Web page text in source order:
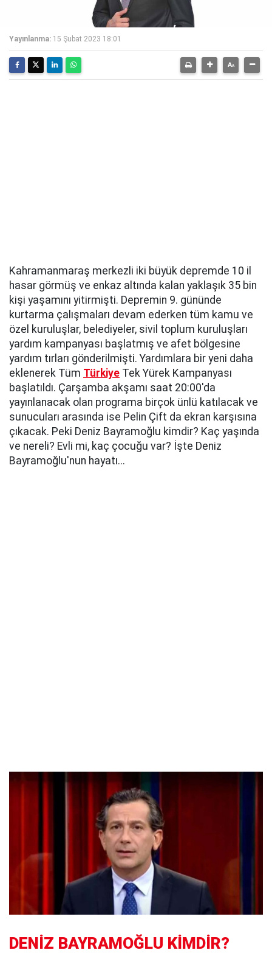
Yayınlanma: 15 Şubat 2023 18:01
Kahramanmaraş merkezli iki büyük depremde 10 il
hasar görmüş ve enkaz altında kalan yaklaşık 35 bin
kişi yaşamını yitirmişti. Depremin 9. gününde
kurtarma çalışmaları devam ederken tüm kamu ve
özel kuruluşlar, belediyeler, sivil toplum kuruluşları
yardım kampanyası başlatmış ve afet bölgesine
yardım tırları gönderilmişti. Yardımlara bir yeni daha
eklenerek Tüm Türkiye Tek Yürek Kampanyası
başlatıldı. Çarşamba akşamı saat 20:00'da
yayınlanacak olan programa birçok ünlü katılacak ve
sunucuları arasında ise Pelin Çift da ekran karşısına
çıkacak. Peki Deniz Bayramoğlu kimdir? Kaç yaşında
ve nereli? Evli mi, kaç çocuğu var? İşte Deniz
Bayramoğlu'nun hayatı...
DENİZ BAYRAMOĞLU KİMDİR?